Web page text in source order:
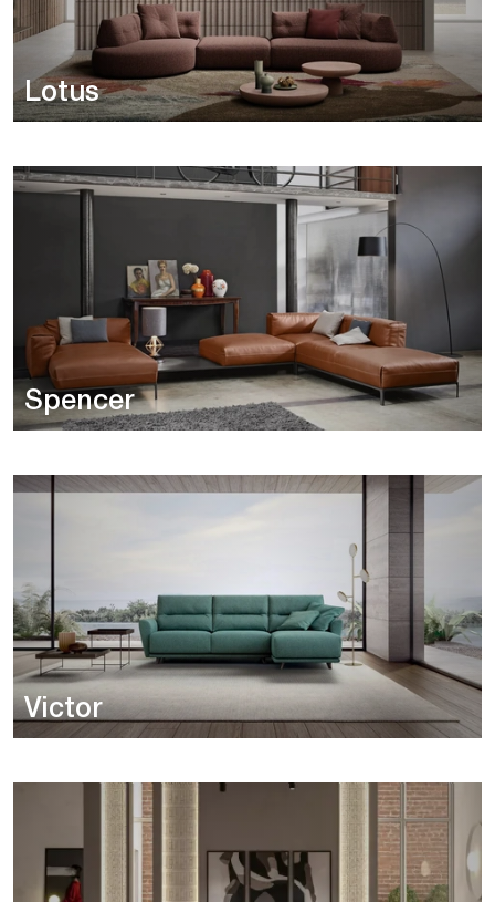
Lotus
Spencer
Victor